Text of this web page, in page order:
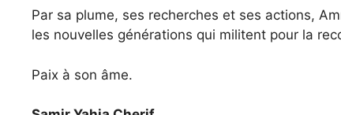
Par sa plume, ses recherches et ses actions,
les nouvelles générations qui militent pour la
Paix à son âme.